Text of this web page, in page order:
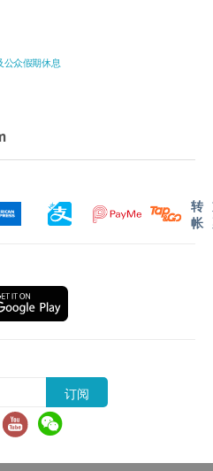
总额满HK$300，即可享本
总额未满HK$300需附加
收$20)
货日期为逢星期一至六(
星期日及公众假期休息。
为下单后最少两个工作天
- 10:00pm )，星期日及公
- 10:00pm )，星期日及公
个工作天内安排发货。
生效时，送货服务时间将
品的供应情况再作最后确
未能提供任何订
公众假期休息
转
帐
订阅